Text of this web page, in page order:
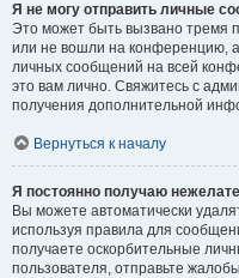
Я не могу отправить личные
Это может быть вызвано тремя
или не вошли на конференцию,
личных сообщений на всей
это вам лично. Свяжитесь с
получения дополнительной
Вернуться к началу
Я постоянно получаю
Вы можете автоматически
используя правила для
получаете оскорбительные
пользователя, отправьте